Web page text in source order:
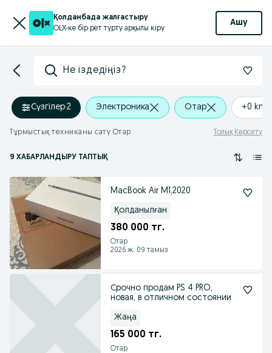
Қолданбада жалғастыру
OLX-ке бір рет түрту арқылы кіру
Ашу
Не іздедіңіз?
Сүзгілер·2 Электроника Отар +0 km
Тұрмыстық техниканы сату Отар Толық Көрсету
9 ХАБАРЛАНДЫРУ ТАПТЫҚ
MacBook Air M1,2020
Қолданылған
380 000 тг.
Отар
2026 ж. 09 тамыз
Срочно продам PS 4 PRO,
новая, в отличном состоянии
Жаңа
165 000 тг.
Отар